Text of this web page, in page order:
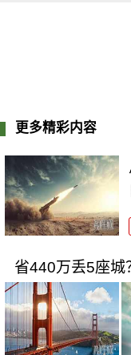
更多精彩内容
省440万丢5座城